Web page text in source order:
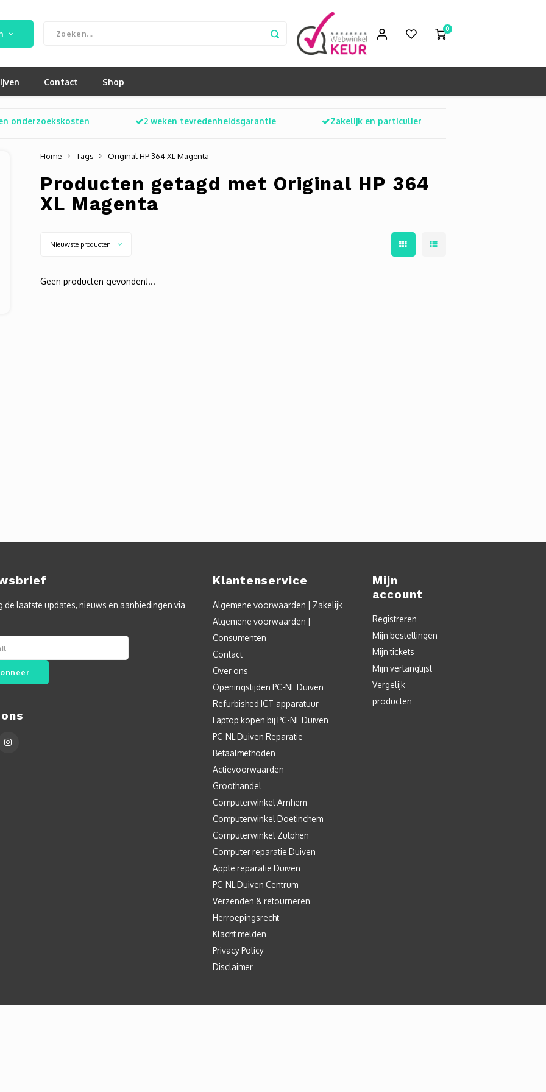
0
Contact Shop
onderzoekskosten 2 weken tevredenheidsgarantie Zakelijk en particulier
Home Tags Original HP 364 XL Magenta
Producten getagd met Original HP 364
XL Magenta
Nieuwste producten
Geen producten gevonden!...
de laatste updates, nieuws en aanbiedingen via
Klantenservice
Algemene voorwaarden | Zakelijk
Algemene voorwaarden |
Consumenten
Contact
Over ons
Openingstijden PC-NL Duiven
Refurbished ICT-apparatuur
Laptop kopen bij PC-NL Duiven
PC-NL Duiven Reparatie
Betaalmethoden
Actievoorwaarden
Groothandel
Computerwinkel Arnhem
Computerwinkel Doetinchem
Computerwinkel Zutphen
Computer reparatie Duiven
Apple reparatie Duiven
PC-NL Duiven Centrum
Verzenden & retourneren
Herroepingsrecht
Klacht melden
Privacy Policy
Disclaimer
Mijn
account
Registreren
Mijn bestellingen
Mijn tickets
Mijn verlanglijst
Vergelijk
producten